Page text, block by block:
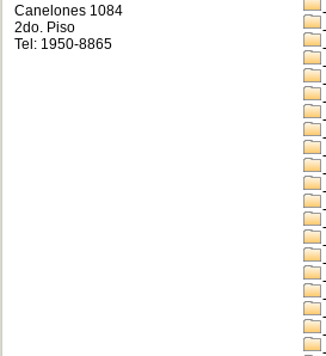
Canelones 1084
2do. Piso
Tel: 1950-8865